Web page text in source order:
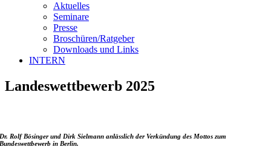
Aktuelles
Seminare
Presse
Broschüren/Ratgeber
Downloads und Links
INTERN
Landeswettbewerb 2025
Dr. Rolf Bösinger und Dirk Sielmann anlässlich der Verkündung des Mottos zum
Bundeswettbewerb in Berlin.